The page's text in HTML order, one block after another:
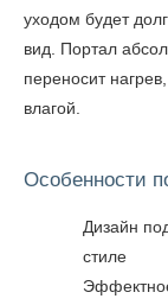
уходом будет
вид. Портал
переносит
влагой.
Особенности
Дизайн
стиле